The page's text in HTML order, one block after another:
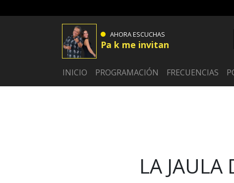
AHORA ESCUCHAS
Pa k me invitan
INICIO PROGRAMACIÓN FRECUENCIAS
LA JAULA